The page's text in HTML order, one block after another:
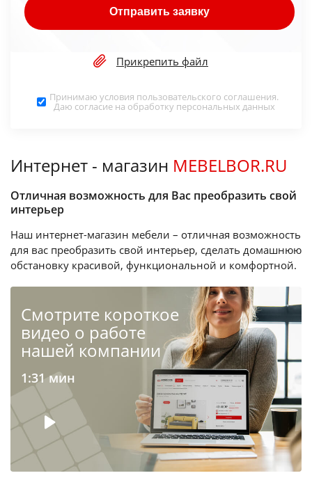
Отправить заявку
Прикрепить файл
Принимаю условия пользовательского соглашения.
Даю согласие на обработку персональных данных
Интернет - магазин MEBELBOR.RU
Отличная возможность для Вас преобразить свой
интерьер
Наш интернет-магазин мебели – отличная возможность
для вас преобразить свой интерьер, сделать домашнюю
обстановку красивой, функциональной и комфортной.
Cмотрите короткое
видео о работе
нашей компании
1:31 мин